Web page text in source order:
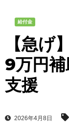
給付金
【急げ
9万円
支援
2026年4月8日